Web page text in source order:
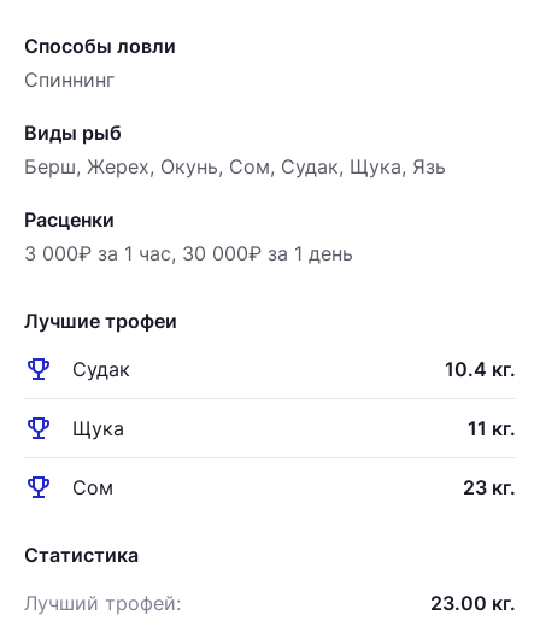
Способы ловли
Спиннинг
Виды рыб
Берш, Жерех, Окунь, Сом, Судак, Щука, Язь
Расценки
3 000₽ за 1 час, 30 000₽ за 1 день
Лучшие трофеи
emoji_events Судак 10.4 кг.
emoji_events Щука 11 кг.
emoji_events Сом 23 кг.
Статистика
Лучший трофей:
23.00 кг.